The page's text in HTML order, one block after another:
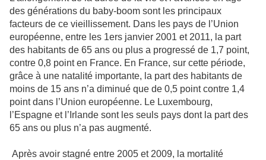
des générations du baby-boom sont les principaux
facteurs de ce vieillissement. Dans les pays de l’Union
européenne, entre les 1ers janvier 2001 et 2011, la part
des habitants de 65 ans ou plus a progressé de 1,7 point,
contre 0,8 point en France. En France, sur cette période,
grâce à une natalité importante, la part des habitants de
moins de 15 ans n’a diminué que de 0,5 point contre 1,4
point dans l’Union européenne. Le Luxembourg,
l’Espagne et l’Irlande sont les seuls pays dont la part des
65 ans ou plus n’a pas augmenté.
Après avoir stagné entre 2005 et 2009, la mortalité